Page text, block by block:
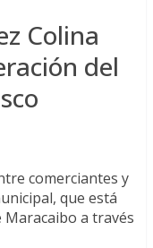
Colina
del
comerciantes y
que está
a través